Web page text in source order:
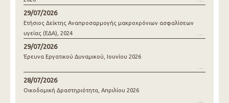
29/07/2026
Ετήσιος Δείκτης Αναπροσαρμογής μακροχρόνιων ασφαλίσεων
υγείας (ΕΔΑ), 2024
29/07/2026
Έρευνα Εργατικού Δυναμικού, Ιουνίου 2026
28/07/2026
Οικοδομική Δραστηριότητα, Απριλίου 2026